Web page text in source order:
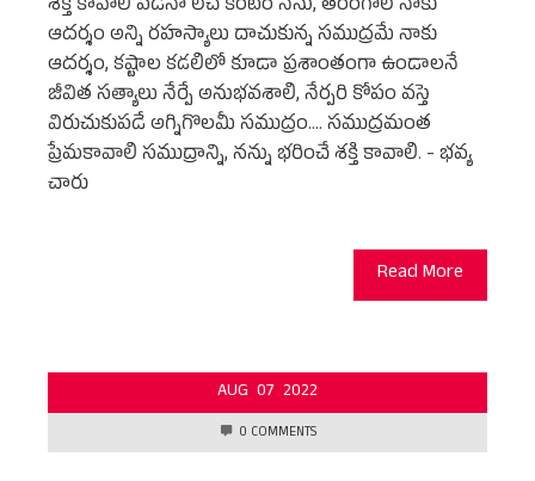
శక్తి కావాలి పడినా లేచే కెరటం నేను, తరంగాలే నాకు
ఆదర్శం అన్ని రహస్యాలు దాచుకున్న సముద్రమే నాకు
ఆదర్శం, కష్టాల కడలిలో కూడా ప్రశాంతంగా ఉండాలనే
జీవిత సత్యాలు నేర్పే అనుభవశాలి, నేర్పరి కోపం వస్తె
విరుచుకుపడే అగ్నిగొలమీ సముద్రం.... సముద్రమంత
ప్రేమకావాలి సముద్రాన్ని, నన్ను భరించే శక్తి కావాలి. - భవ్య
చారు
Read More
AUG 07 2022
0 COMMENTS